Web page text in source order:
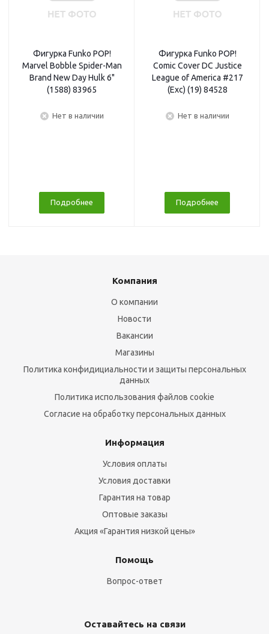
Фигурка Funko POP!
Marvel Bobble Spider-Man
Brand New Day Hulk 6"
(1588) 83965
Нет в наличии
Подробнее
Фигурка Funko POP!
Comic Cover DC Justice
League of America #217
(Exc) (19) 84528
Нет в наличии
Подробнее
Компания
О компании
Новости
Вакансии
Магазины
Политика конфидициальности и защиты персональных
данных
Политика использования файлов cookie
Согласие на обработку персональных данных
Информация
Условия оплаты
Условия доставки
Гарантия на товар
Оптовые заказы
Акция «Гарантия низкой цены»
Помощь
Вопрос-ответ
Оставайтесь на связи